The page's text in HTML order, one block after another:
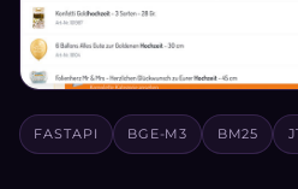
FASTAPI BGE-M3 BM25